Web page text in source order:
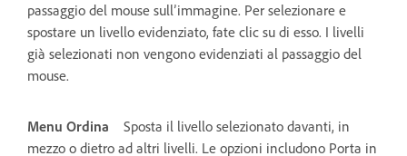
passaggio del mouse sull’immagine. Per selezionare e
spostare un livello evidenziato, fate clic su di esso. I livelli
già selezionati non vengono evidenziati al passaggio del
mouse.
Menu Ordina
Sposta il livello selezionato davanti, in
mezzo o dietro ad altri livelli. Le opzioni includono Porta in